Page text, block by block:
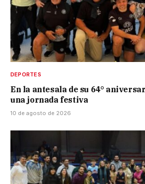
DEPORTES
En la antesala de su 64°
una jornada festiva
10 de agosto de 2026